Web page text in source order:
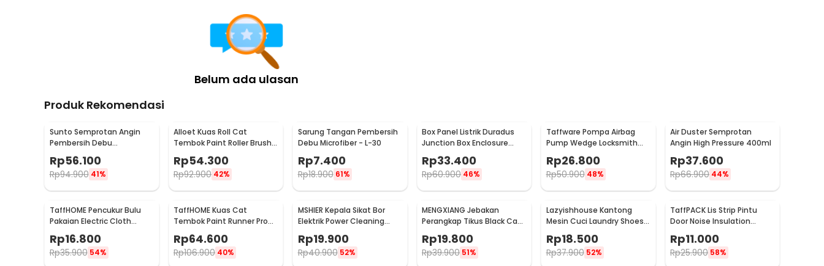
Belum ada ulasan
Produk Rekomendasi
Sunto Semprotan Angin
Pembersih Debu
Compressed Air Duster
400ml - ST1003
Rp56.100
Rp94.900 41%
Alloet Kuas Roll Cat
Tembok Paint Roller Brush
8.5cm - HD-TVYQS
Rp54.300
Rp92.900 42%
Sarung Tangan Pembersih
Debu Microfiber - L-30
Rp7.400
Rp18.900 61%
Box Panel Listrik Duradus
Junction Box Enclosure
Waterproof 158x90mm -
B1589
Rp33.400
Rp60.900 46%
Taffware Pompa Airbag
Pump Wedge Locksmith
Tools Size L
Rp26.800
Rp50.900 48%
Air Duster Semprotan
Angin High Pressure 400ml
Rp37.600
Rp66.900 44%
TaffHOME Pencukur Bulu
Pakaian Electric Cloth
Fabric Shaver - FL-188
Rp16.800
Rp35.900 54%
TaffHOME Kuas Cat
Tembok Paint Runner Pro
Roller - DY-526
Rp64.600
Rp106.900 40%
MSHIER Kepala Sikat Bor
Elektrik Power Cleaning
Rp19.900
Rp40.900 52%
MENGXIANG Jebakan
Perangkap Tikus Black Cat
Mousetrap 2 PCS - JB56
Rp19.800
Rp39.900 51%
Lazyishhouse Kantong
Mesin Cuci Laundry Shoes
Washing Mesh Bag - 62319
Rp18.500
Rp37.900 52%
TaffPACK Lis Strip Pintu
Door Noise Insulation
Rp11.000
Rp25.900 58%